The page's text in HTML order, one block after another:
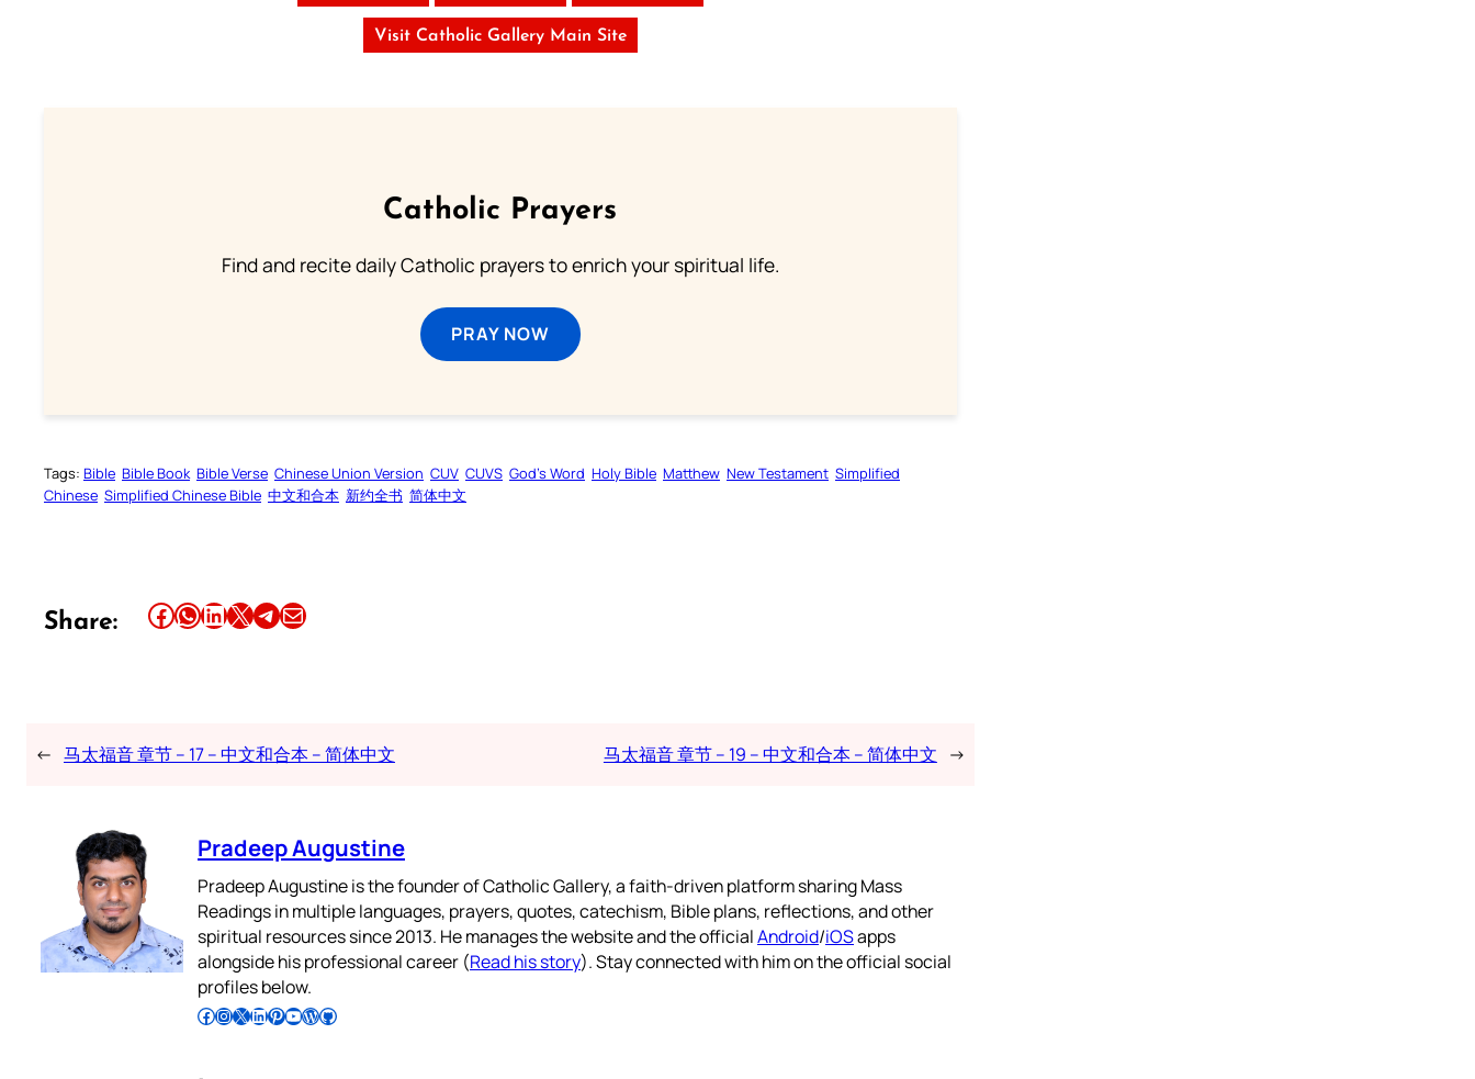
Visit Catholic Gallery Main Site
Catholic Prayers
Find and recite daily Catholic prayers to enrich your spiritual life.
PRAY NOW
Tags: Bible Bible Book Bible Verse Chinese Union Version CUV CUVS God’s Word Holy Bible Matthew New Testament Simplified
Chinese Simplified Chinese Bible 中文和合本 新约全书 简体中文
Share: Share this article on Facebook Share this article on WhatsApp Share this article on LinkedIn Share this article on X Share this article on TelegramEmail this Article
← 马太福音 章节 – 17 – 中文和合本 – 简体中文 马太福音 章节 – 19 – 中文和合本 – 简体中文 →
Pradeep Augustine
Pradeep Augustine is the founder of Catholic Gallery, a faith-driven platform sharing Mass
Readings in multiple languages, prayers, quotes, catechism, Bible plans, reflections, and other
spiritual resources since 2013. He manages the website and the officialAndroid/iOSapps
alongside his professional career (Read his story). Stay connected with him on the official social
profiles below.
Follow Pradeep on Facebook Follow Pradeep on InstagramFollow Pradeep on X Follow Pradeep on LinkedIn Follow Pradeep on Pinterest Subscribe to Pradeep’s Youtube Channel Follow Pradeep on WordPress Follow Pradeep on GitHub